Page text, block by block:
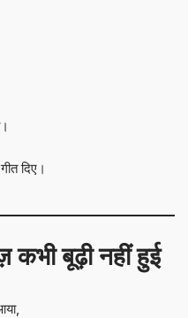
दिए।
बूढ़ी नहीं हुई